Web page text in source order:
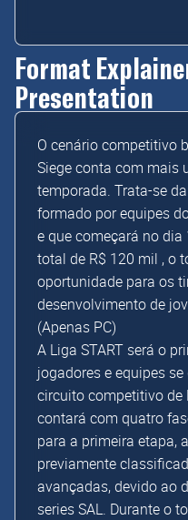
Format
Presentation
O cenário competitivo
Siege conta com mais
temporada. Trata-se
formado por equipes
e que começará no
total de R$ 120 mil , o
oportunidade para os
desenvolvimento de
(Apenas PC)
A Liga START será o
jogadores e equipes
circuito competitivo de
contará com quatro
para a primeira etapa,
previamente
avançadas, devido ao
series SAL. Durante o